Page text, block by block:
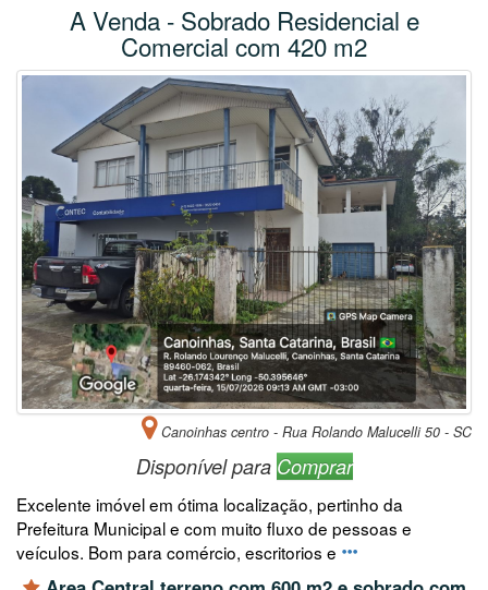
A Venda - Sobrado Residencial e
Comercial com 420 m2
Canoinhas centro - Rua Rolando Malucelli 50 - SC
Disponível para Comprar
Excelente imóvel em ótima localização, pertinho da
Prefeitura Municipal e com muito fluxo de pessoas e
veículos. Bom para comércio, escritorios e